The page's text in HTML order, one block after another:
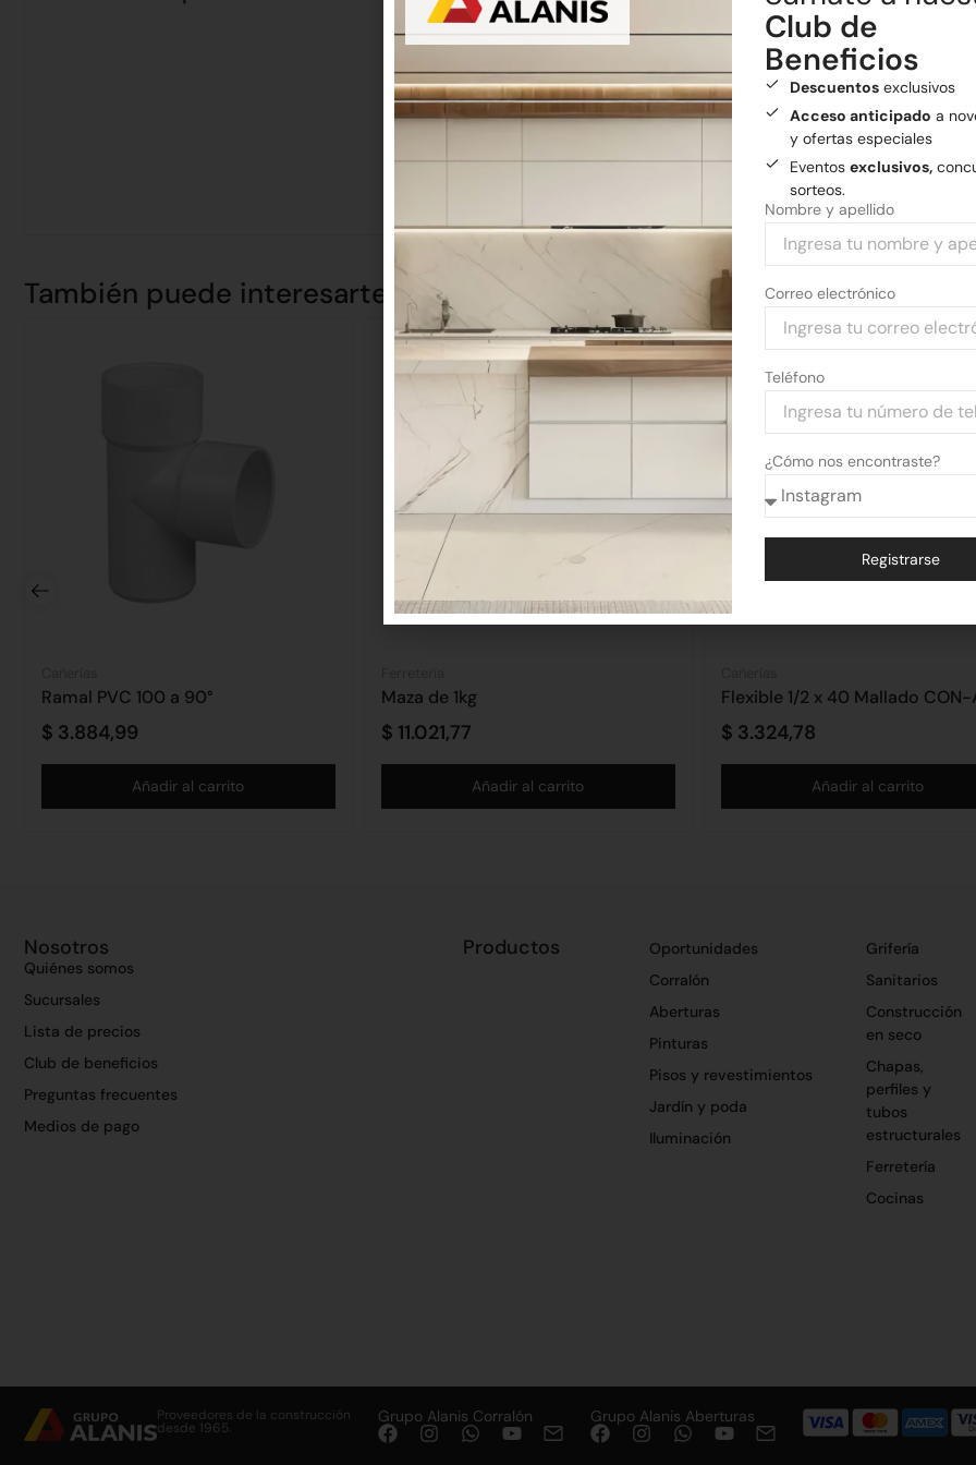
Medios de pago
Pagá tu compra con
También puede interesarte
Ramal PVC 100 a 90°
$ 3.884,99
Añadir al carrito
Maza de 1kg
$ 11.021,77
Añadir al carrito
Flexible 1/2 x 40 Mallado CON-
$ 3.324,78
Añadir al carrito
Nosotros
Quiénes somos
Sucursales
Lista de precios
Club de beneficios
Preguntas frecuentes
Medios de pago
Productos
Oportunidades
Corralón
Aberturas
Pinturas
Pisos y revestimientos
Jardín y poda
Iluminación
Grifería
Sanitarios
Construcción
en seco
Chapas,
perfiles y
tubos
estructurales
Ferretería
Cocinas
Proveedores de la construcción
desde 1965.
Grupo Alanis Corralón Grupo Alanis Aberturas
Club de
Beneficios
Descuentosexclusivos
Acceso anticipado a
y ofertas especiales
Eventos exclusivos,
sorteos.
Nombre y apellido
Correo electrónico
Teléfono
¿Cómo nos encontraste?
Registrarse